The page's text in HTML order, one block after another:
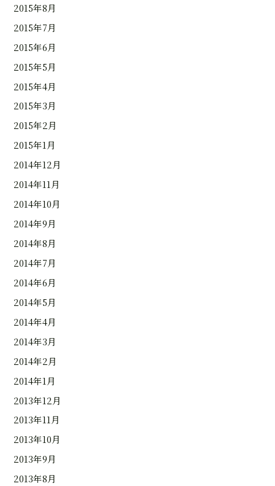
2015年8月
2015年7月
2015年6月
2015年5月
2015年4月
2015年3月
2015年2月
2015年1月
2014年12月
2014年11月
2014年10月
2014年9月
2014年8月
2014年7月
2014年6月
2014年5月
2014年4月
2014年3月
2014年2月
2014年1月
2013年12月
2013年11月
2013年10月
2013年9月
2013年8月